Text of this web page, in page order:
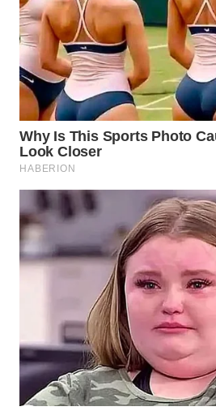
WN
NATUNA
WN
BINTAN
WN
MANDALIKA
WN
LIKUPANG
WN
LABUANBAJO
BORNEO
Wahana
Group